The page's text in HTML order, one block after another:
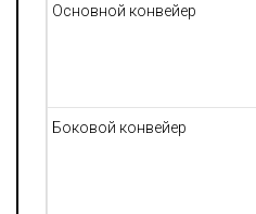
Основной конвейер
Боковой конвейер